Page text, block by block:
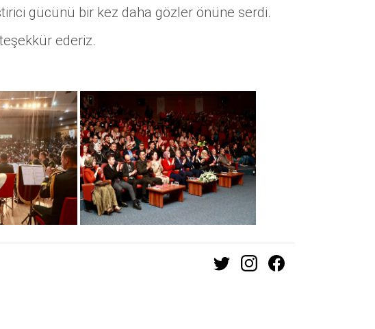
gücünü bir kez daha gözler önüne serdi.
ederiz.